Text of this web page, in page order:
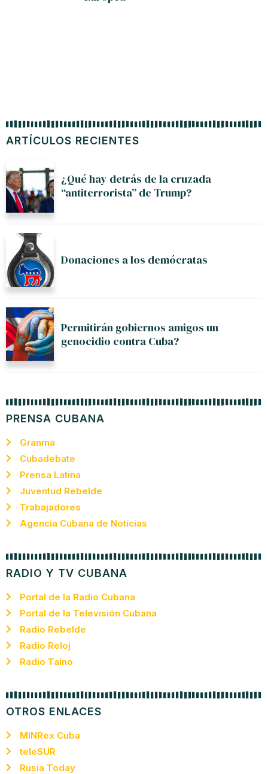
ARTÍCULOS RECIENTES
¿Qué hay detrás de la cruzada
“antiterrorista” de Trump?
Donaciones a los demócratas
Permitirán gobiernos amigos un
genocidio contra Cuba?
PRENSA CUBANA
Granma
Cubadebate
Prensa Latina
Juventud Rebelde
Trabajadores
Agencia Cubana de Noticias
RADIO Y TV CUBANA
Portal de la Radio Cubana
Portal de la Televisión Cubana
Radio Rebelde
Radio Reloj
Radio Taíno
OTROS ENLACES
MINRex Cuba
teleSUR
Rusia Today